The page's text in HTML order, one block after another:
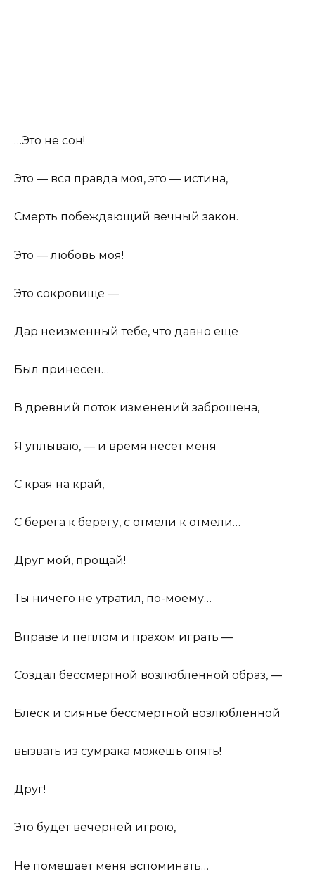
…Это не сон!
Это — вся правда моя, это — истина,
Смерть побеждающий вечный закон.
Это — любовь моя!
Это сокровище —
Дар неизменный тебе, что давно еще
Был принесен…
В древний поток изменений заброшена,
Я уплываю, — и время несет меня
С края на край,
С берега к берегу, с отмели к отмели…
Друг мой, прощай!
Ты ничего не утратил, по-моему…
Вправе и пеплом и прахом играть —
Создал бессмертной возлюбленной образ, —
Блеск и сиянье бессмертной возлюбленной
вызвать из сумрака можешь опять!
Друг!
Это будет вечерней игрою,
Не помешает меня вспоминать…